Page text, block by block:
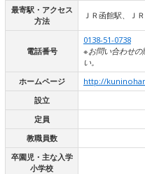
最寄駅・アクセス
方法
ＪＲ函館駅、Ｊ
電話番号
0138-51-0738
※お問い合わせの
い。
ホームページ
http://
設立
定員
教職員数
卒園児・主な入学
小学校